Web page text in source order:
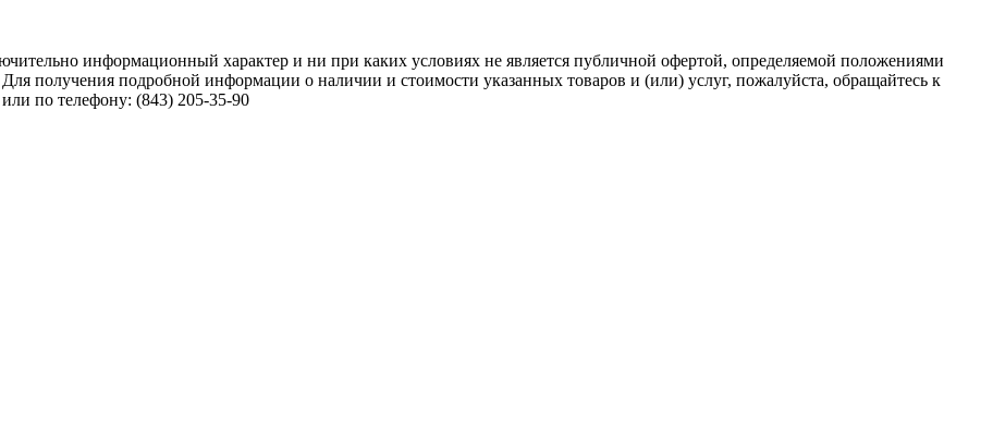
информационный характер и ни при каких условиях не является публичной офертой, определяемой положениями
получения подробной информации о наличии и стоимости указанных товаров и (или) услуг, пожалуйста, обращайтесь к
по телефону: (843) 205-35-90